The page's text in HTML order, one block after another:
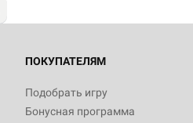
ПОКУПАТЕЛЯМ
Подобрать игру
Бонусная программа